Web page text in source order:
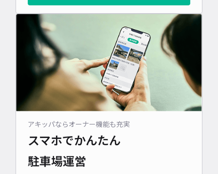
アキッパならオーナー機能も充実
スマホでかんたん
駐車場運営